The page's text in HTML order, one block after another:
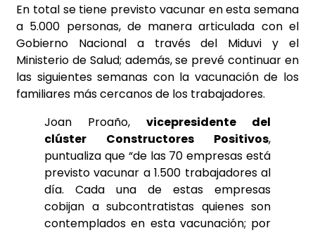
En total se tiene previsto vacunar en esta semana
a 5.000 personas, de manera articulada con el
Gobierno Nacional a través del Miduvi y el
Ministerio de Salud; además, se prevé continuar en
las siguientes semanas con la vacunación de los
familiares más cercanos de los trabajadores.
Joan Proaño, vicepresidente del
clúster Constructores Positivos,
puntualiza que “de las 70 empresas está
previsto vacunar a 1.500 trabajadores al
día. Cada una de estas empresas
cobijan a subcontratistas quienes son
contemplados en esta vacunación; por